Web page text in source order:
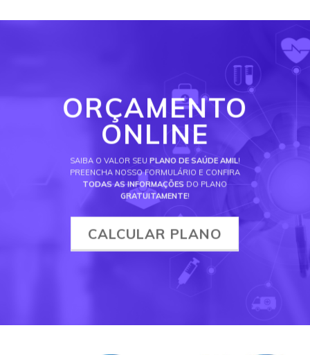
ORÇAMENTO
ONLINE
SAIBA O VALOR SEU PLANO DE SAÚDE AMIL!
PREENCHA NOSSO FORMULÁRIO E CONFIRA
TODAS AS INFORMAÇÕES DO PLANO
GRATUITAMENTE!
CALCULAR PLANO